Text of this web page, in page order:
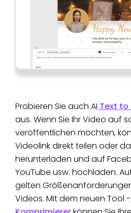
Probieren Sie auch AI Text to
aus. Wenn Sie Ihr Video auf
veröffentlichen möchten,
Videolink direkt teilen oder
herunterladen und auf
YouTube usw. hochladen.
gelten
Videos. Mit dem neuen Tool -